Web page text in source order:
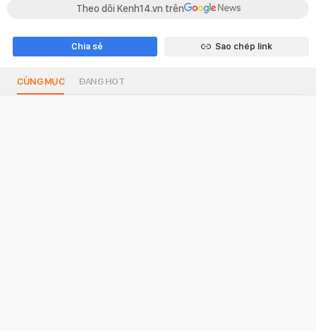
Theo dõi Kenh14.vn trên
Chia sẻ Sao chép link
CÙNG MỤC ĐANG HOT